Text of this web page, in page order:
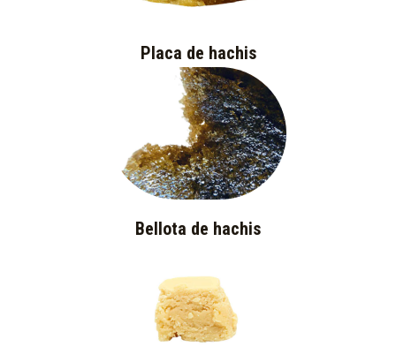
Placa de hachis
Bellota de hachis